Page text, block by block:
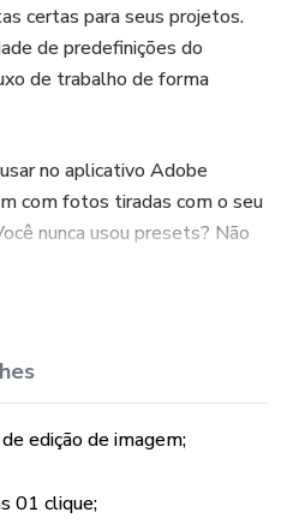
certas para seus projetos.
de predefinições do
de trabalho de forma
no aplicativo Adobe
com fotos tiradas com o seu
nunca usou presets? Não
da Adobe para usar essas
ou tablet.
edição de imagem;
01 clique;